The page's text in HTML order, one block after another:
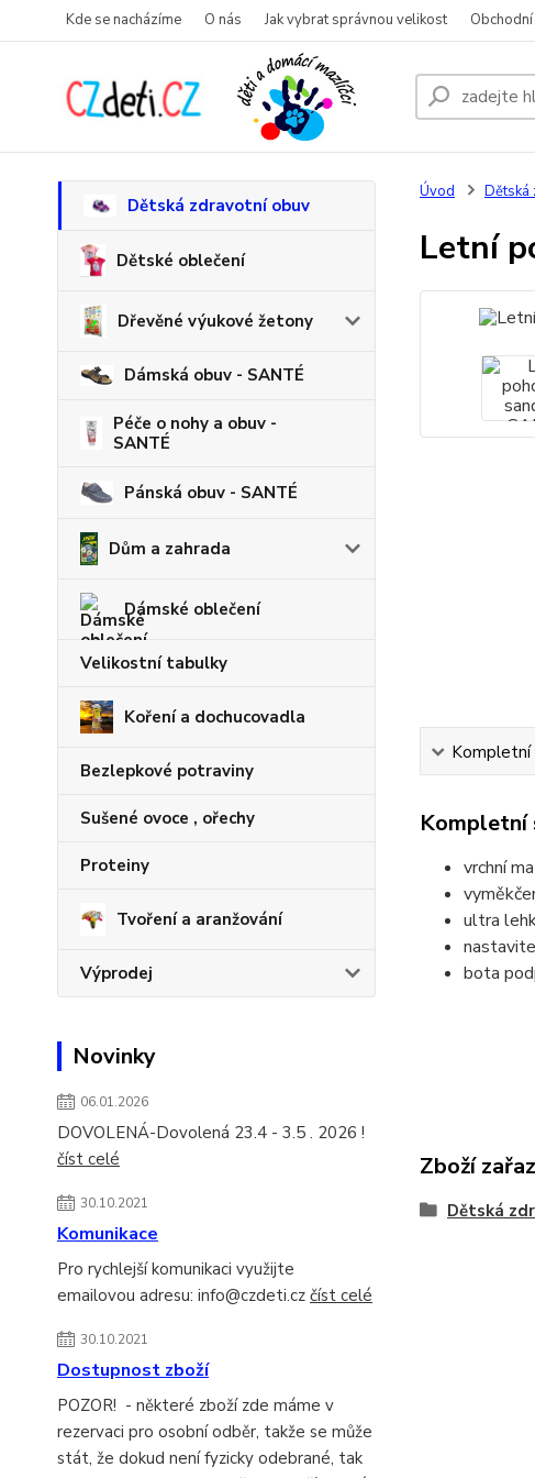
Kde se nacházíme O nás Jak vybrat správnou velikost
Dětská zdravotní obuv
Dětské oblečení
Dřevěné výukové žetony
Dámská obuv - SANTÉ
Péče o nohy a obuv -
SANTÉ
Pánská obuv - SANTÉ
Dům a zahrada
Dámské oblečení
Velikostní tabulky
Koření a dochucovadla
Bezlepkové potraviny
Sušené ovoce , ořechy
Proteiny
Tvoření a aranžování
Výprodej
Novinky
06.01.2026
DOVOLENÁ-Dovolená 23.4 - 3.5 . 2026 !
číst celé
30.10.2021
Komunikace
Pro rychlejší komunikaci využijte
emailovou adresu: info@czdeti.cz číst celé
30.10.2021
Dostupnost zboží
POZOR! - některé zboží zde máme v
rezervaci pro osobní odběr, takže se může
stát, že dokud není fyzicky odebrané, tak
Úvod Dětská
Letní
Kompletní
Kompletní
vrchní
ultra
bota
Zboží
Dětská